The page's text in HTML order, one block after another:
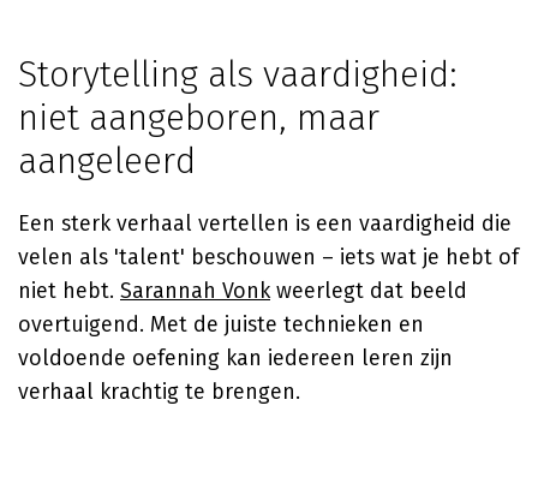
Storytelling als vaardigheid:
niet aangeboren, maar
aangeleerd
Een sterk verhaal vertellen is een vaardigheid die
velen als 'talent' beschouwen – iets wat je hebt of
niet hebt. Sarannah Vonkweerlegt dat beeld
overtuigend. Met de juiste technieken en
voldoende oefening kan iedereen leren zijn
verhaal krachtig te brengen.